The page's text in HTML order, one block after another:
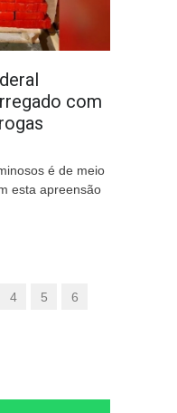
com
é de meio
esta apreensão
4 5
6